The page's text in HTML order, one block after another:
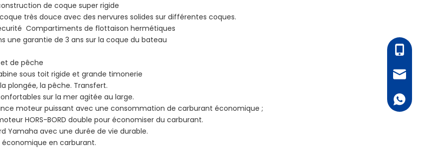
de coque super rigide
très douce avec des nervures solides sur différentes coques.
Compartiments de flottaison hermétiques
une garantie de 3 ans sur la coque du bateau
de pêche
sous toit rigide et grande timonerie
plongée, la pêche. Transfert.
sur la mer agitée au large.
moteur puissant avec une consommation de carburant économique ;
HORS-BORD double pour économiser du carburant.
Yamaha avec une durée de vie durable.
en carburant.
+86 -
+ 86